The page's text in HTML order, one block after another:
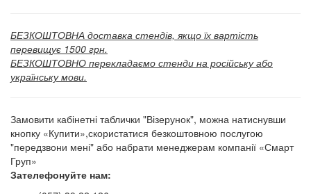
БЕЗКОШТОВНА доставка стендів, якщо їх вартість
перевищує 1500 грн.
БЕЗКОШТОВНО перекладаємо стенди на російську або
українську мови.
Замовити кабінетні таблички "Візерунок", можна натиснувши
кнопку «Купити»,скористатися безкоштовною послугою
"передзвони мені" або набрати менеджерам компанії «Смарт
Груп»
Зателефонуйте нам: